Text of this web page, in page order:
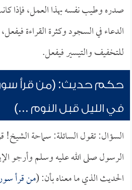
صدره وطيب نفسه بهذا العمل، فإذا
الدعاء في السجود وكثرة القراءة
للتخفيف والتيسير فيفعل.
حكم حديث: (من قرأ
في الليل قبل النوم ...)
السؤال: تقول السائلة: سماحة
الرسول صلى الله عليه وسلم وأرجو
الحديث الذي ما معناه بأن: (من قرأ